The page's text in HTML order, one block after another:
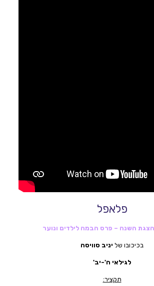
פלאפל
השנה – פרס הבמה לילדים ונוער
בכיכובו של יניב סוויסה
לגילאי ה'-יב'
תקציר: